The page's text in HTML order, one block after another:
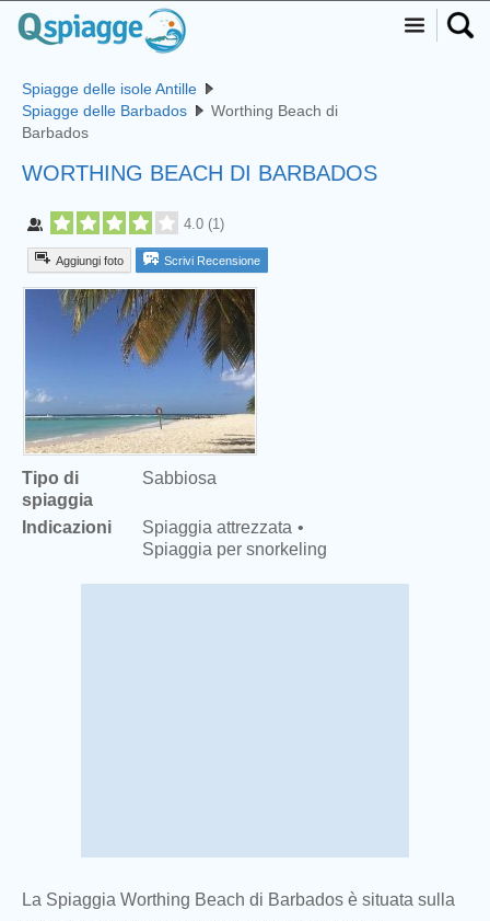
Spiagge delle isole Antille
Spiagge delle Barbados
Worthing Beach di
Barbados
WORTHING BEACH DI BARBADOS
4.0 (1)
Aggiungi foto Scrivi Recensione
Tipo di
spiaggia
Sabbiosa
Indicazioni
Spiaggia attrezzata
Spiaggia per snorkeling
La Spiaggia Worthing Beach di Barbados è situata sulla